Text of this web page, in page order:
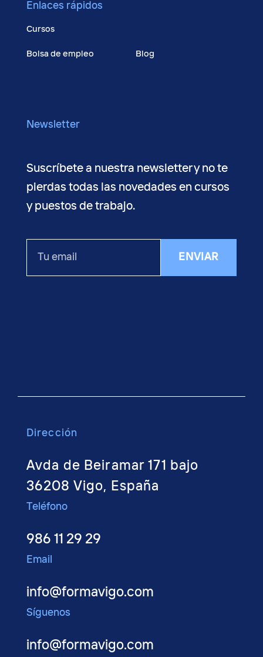
Enlaces rápidos
Cursos
Bolsa de empleo Blog
Newsletter
Suscríbete a nuestra newsletter y no te
pierdas todas las novedades en cursos
y puestos de trabajo.
ENVIAR
Dirección
Avda de Beiramar 171 bajo
36208 Vigo, España
Teléfono
986 11 29 29
Email
info@formavigo.com
Síguenos
info@formavigo.com